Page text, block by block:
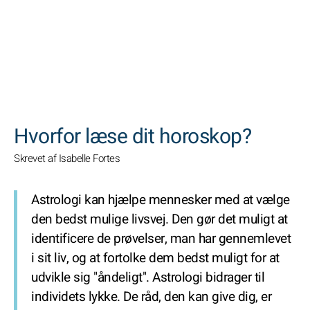
Hvorfor læse dit horoskop?
Skrevet af Isabelle Fortes
Astrologi kan hjælpe mennesker med at vælge
den bedst mulige livsvej. Den gør det muligt at
identificere de prøvelser, man har gennemlevet
i sit liv, og at fortolke dem bedst muligt for at
udvikle sig "åndeligt". Astrologi bidrager til
individets lykke. De råd, den kan give dig, er